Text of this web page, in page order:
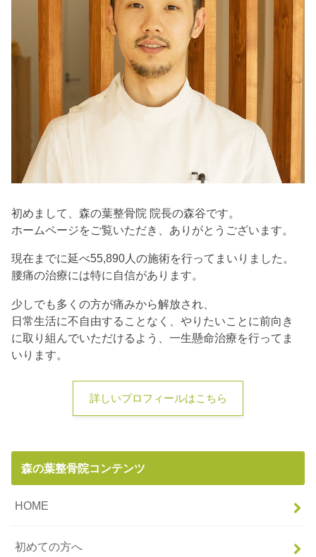
初めまして、森の葉整骨院 院長の森谷です。
ホームページをご覧いただき、ありがとうございます。
現在までに延べ55,890人の施術を行ってまいりました。
腰痛の治療には特に自信があります。
少しでも多くの方が痛みから解放され、
日常生活に不自由することなく、やりたいことに前向き
に取り組んでいただけるよう、一生懸命治療を行ってま
いります。
詳しいプロフィールはこちら
森の葉整骨院コンテンツ
HOME
初めての方へ